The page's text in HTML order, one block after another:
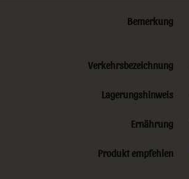
Bemerkung
Verkehrsbezeichnung
Lagerungshinweis
Ernährung
Produkt empfehlen